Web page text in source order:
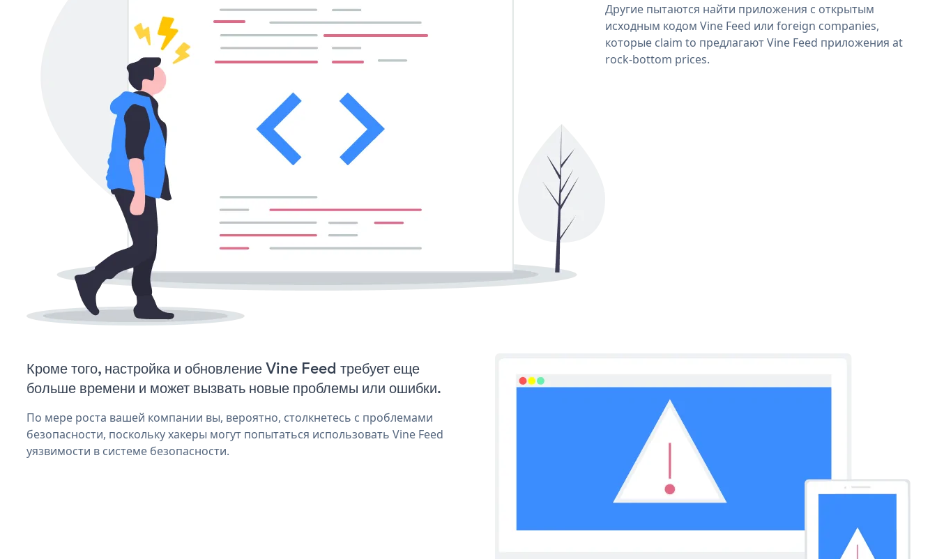
Другие пытаются найти приложения с открытым
исходным кодом Vine Feed или foreign companies,
которые claim to предлагают Vine Feed приложения at
rock-bottom prices.
Кроме того, настройка и обновление Vine Feed требует еще
больше времени и может вызвать новые проблемы или ошибки.
По мере роста вашей компании вы, вероятно, столкнетесь с проблемами
безопасности, поскольку хакеры могут попытаться использовать Vine Feed
уязвимости в системе безопасности.